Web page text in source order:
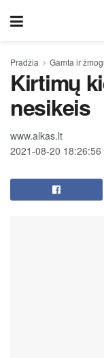
Pradžia Gamta ir
Kirtimų
nesikeis
www.alkas.lt
2021-08-20 18:26:56